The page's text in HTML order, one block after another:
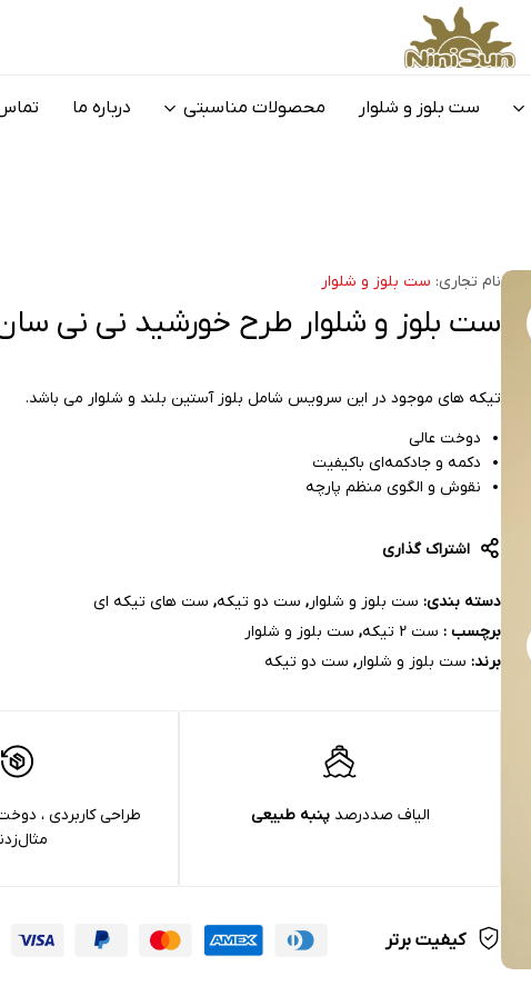
نی
لباس
ست بلوز و شلوار محصولات مناسبتی درباره ما
نام تجاری: ست بلوز و شلوار
ست بلوز و شلوار طرح خورشید نی نی
تیکه های موجود در این سرویس شامل بلوز آستین بلند و شلوار می باشد.
دوخت عالی
دکمه و جادکمه‌ای باکیفیت
نقوش و الگوی منظم پارچه
اشتراک گذاری
دسته بندی: ست بلوز و شلوار, ست دو تیکه, ست های تیکه ای
برچسب : ست 2 تیکه , ست بلوز و شلوار
برند: ست بلوز و شلوار, ست دو تیکه
الیاف صددرصدپنبه‌ طبیعی
طراحی کاربردی ،
کیفیت برتر